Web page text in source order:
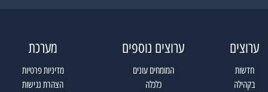
ערוצים
חדשות
בקהילה
ערוצים נוספים
המומחים עונים
כלכלה
מערכת
מדיניות פרטיות
הצהרת נגישות